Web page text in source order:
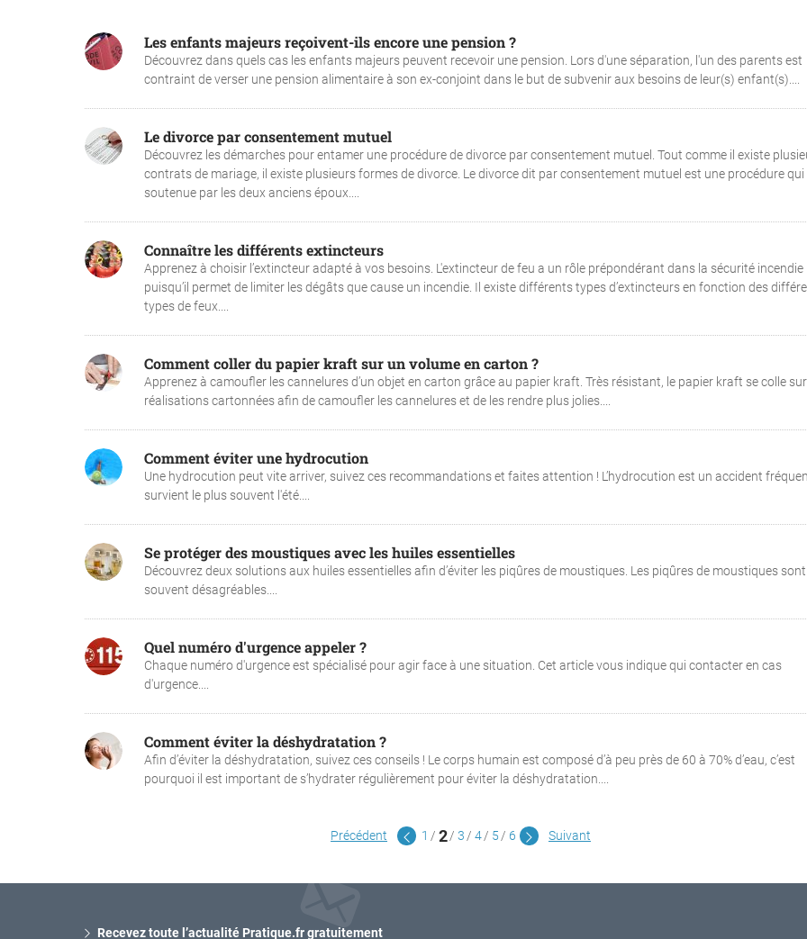
Les enfants majeurs reçoivent-ils encore une pension ?
Découvrez dans quels cas les enfants majeurs peuvent recevoir une pension. Lors d'une séparation, l'un des parents est
contraint de verser une pension alimentaire à son ex-conjoint dans le but de subvenir aux besoins de leur(s) enfant(s)....
Le divorce par consentement mutuel
Découvrez les démarches pour entamer une procédure de divorce par consentement mutuel. Tout comme il existe
contrats de mariage, il existe plusieurs formes de divorce. Le divorce dit par consentement mutuel est une procédure qui
soutenue par les deux anciens époux....
Connaître les différents extincteurs
Apprenez à choisir l’extincteur adapté à vos besoins. L'extincteur de feu a un rôle prépondérant dans la sécurité incendie
puisqu’il permet de limiter les dégâts que cause un incendie. Il existe différents types d’extincteurs en fonction des
types de feux....
Comment coller du papier kraft sur un volume en carton ?
Apprenez à camoufler les cannelures d’un objet en carton grâce au papier kraft. Très résistant, le papier kraft se colle
réalisations cartonnées afin de camoufler les cannelures et de les rendre plus jolies....
Comment éviter une hydrocution
Une hydrocution peut vite arriver, suivez ces recommandations et faites attention ! L’hydrocution est un accident
survient le plus souvent l'été....
Se protéger des moustiques avec les huiles essentielles
Découvrez deux solutions aux huiles essentielles afin d’éviter les piqûres de moustiques. Les piqûres de moustiques sont
souvent désagréables....
Quel numéro d'urgence appeler ?
Chaque numéro d'urgence est spécialisé pour agir face à une situation. Cet article vous indique qui contacter en cas
d'urgence....
Comment éviter la déshydratation ?
Afin d’éviter la déshydratation, suivez ces conseils ! Le corps humain est composé d’à peu près de 60 à 70% d’eau, c’est
pourquoi il est important de s’hydrater régulièrement pour éviter la déshydratation....
Précédent 1 2 3 4 5 6 Suivant
Recevez toute l’actualité Pratique.fr gratuitement